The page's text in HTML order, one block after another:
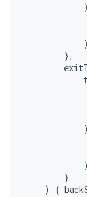
)
)
},
)
)
}
)
{